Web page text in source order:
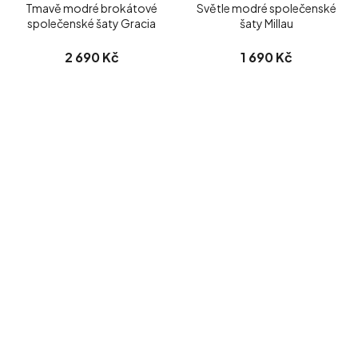
Tmavě modré brokátové
společenské šaty Gracia
2 690 Kč
Světle modré společenské
šaty Millau
1 690 Kč